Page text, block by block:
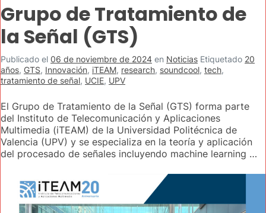
Grupo de Tratamiento de
la Señal (GTS)
Publicado el 06 de noviembre de 2024 en Noticias Etiquetado 20
años, GTS, Innovación, iTEAM, research, soundcool, tech,
tratamiento de señal, UCIE, UPV
El Grupo de Tratamiento de la Señal (GTS) forma parte
del Instituto de Telecomunicación y Aplicaciones
Multimedia (iTEAM) de la Universidad Politécnica de
Valencia (UPV) y se especializa en la teoría y aplicación
del procesado de señales incluyendo machine learning …